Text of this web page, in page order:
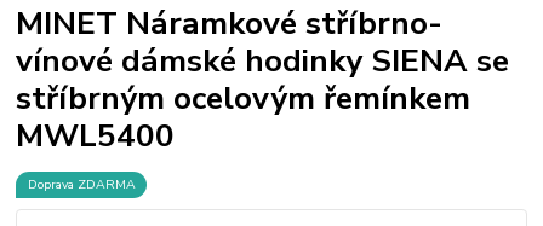
MINET Náramkové stříbrno-
vínové dámské hodinky SIENA se
stříbrným ocelovým řemínkem
MWL5400
Doprava ZDARMA